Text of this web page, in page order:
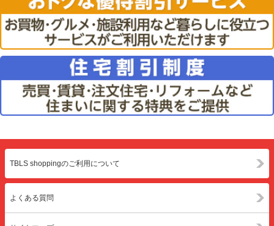
TBLS shoppingのご利用について
よくある質問